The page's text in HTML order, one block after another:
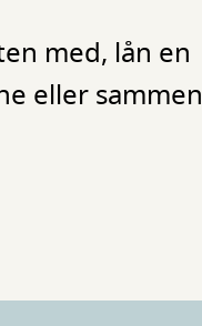
med, lån en
eller sammen